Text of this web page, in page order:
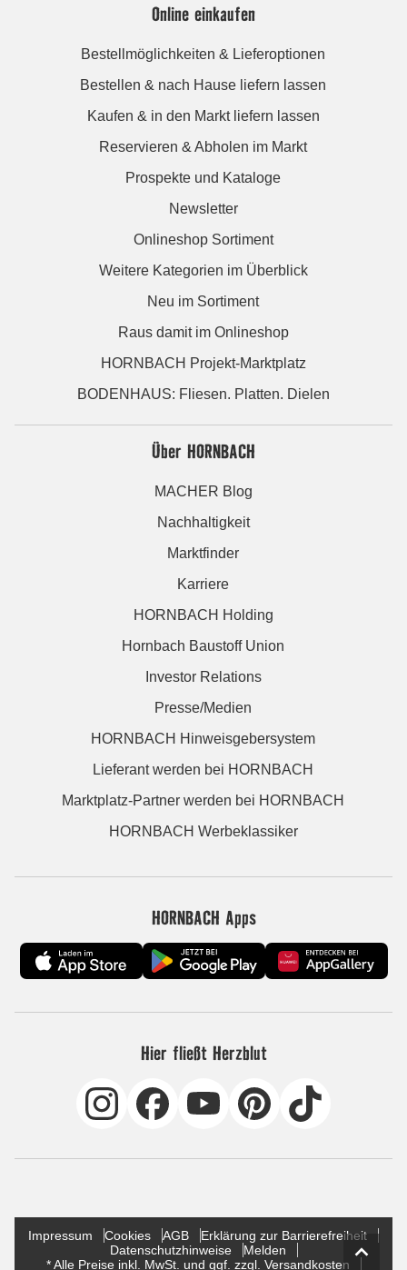
Online einkaufen
Bestellmöglichkeiten & Lieferoptionen
Bestellen & nach Hause liefern lassen
Kaufen & in den Markt liefern lassen
Reservieren & Abholen im Markt
Prospekte und Kataloge
Newsletter
Onlineshop Sortiment
Weitere Kategorien im Überblick
Neu im Sortiment
Raus damit im Onlineshop
HORNBACH Projekt-Marktplatz
BODENHAUS: Fliesen. Platten. Dielen
Über HORNBACH
MACHER Blog
Nachhaltigkeit
Marktfinder
Karriere
HORNBACH Holding
Hornbach Baustoff Union
Investor Relations
Presse/Medien
HORNBACH Hinweisgebersystem
Lieferant werden bei HORNBACH
Marktplatz-Partner werden bei HORNBACH
HORNBACH Werbeklassiker
HORNBACH Apps
Hier fließt Herzblut
Impressum Cookies AGB
Erklärung zur Barrierefreiheit
Datenschutzhinweise
Melden
* Alle Preise inkl. MwSt. und ggf. zzgl. Versandkosten